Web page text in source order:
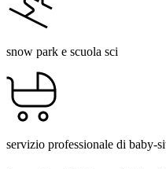
snow park e scuola sci
servizio professionale di baby-